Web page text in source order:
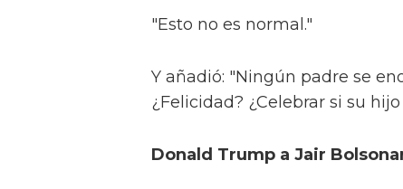
"Esto no es normal."
Y añadió: "Ningún padre se
¿Felicidad? ¿Celebrar si su
Donald Trump a Jair